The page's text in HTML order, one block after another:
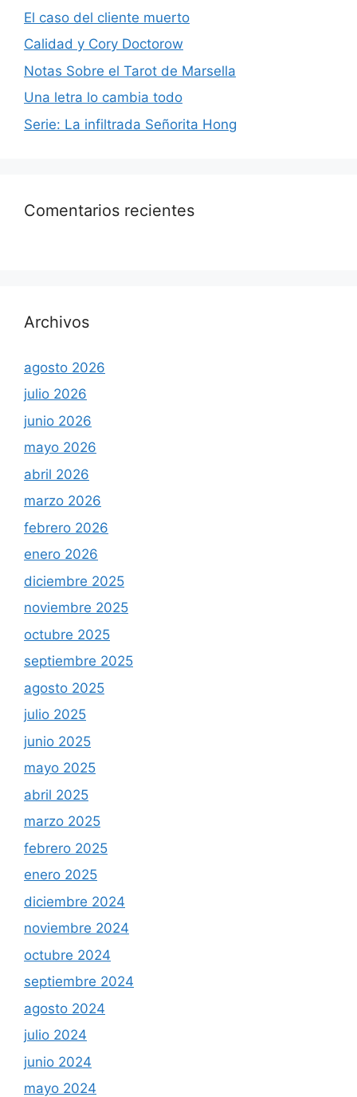
El caso del cliente muerto
Calidad y Cory Doctorow
Notas Sobre el Tarot de Marsella
Una letra lo cambia todo
Serie: La infiltrada Señorita Hong
Comentarios recientes
Archivos
agosto 2026
julio 2026
junio 2026
mayo 2026
abril 2026
marzo 2026
febrero 2026
enero 2026
diciembre 2025
noviembre 2025
octubre 2025
septiembre 2025
agosto 2025
julio 2025
junio 2025
mayo 2025
abril 2025
marzo 2025
febrero 2025
enero 2025
diciembre 2024
noviembre 2024
octubre 2024
septiembre 2024
agosto 2024
julio 2024
junio 2024
mayo 2024